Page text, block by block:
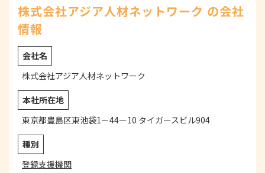
株式会社アジア人材ネットワーク の会社
情報
会社名
株式会社アジア人材ネットワーク
本社所在地
東京都豊島区東池袋1ー44ー10 タイガースビル904
種別
登録支援機関